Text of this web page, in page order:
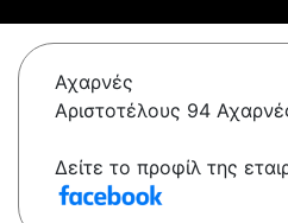
Αχαρνές
Αριστοτέλους 94
Δείτε το προφίλ της